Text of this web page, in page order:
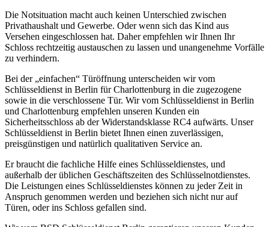
Die Notsituation macht auch keinen Unterschied zwischen
Privathaushalt und Gewerbe. Oder wenn sich das Kind aus
Versehen eingeschlossen hat. Daher empfehlen wir Ihnen Ihr
Schloss rechtzeitig austauschen zu lassen und unangenehme Vorfälle
zu verhindern.
Bei der „einfachen“ Türöffnung unterscheiden wir vom
Schlüsseldienst in Berlin für Charlottenburg in die zugezogene
sowie in die verschlossene Tür. Wir vom Schlüsseldienst in Berlin
und Charlottenburg empfehlen unseren Kunden ein
Sicherheitsschloss ab der Widerstandsklasse RC4 aufwärts. Unser
Schlüsseldienst in Berlin bietet Ihnen einen zuverlässigen,
preisgünstigen und natürlich qualitativen Service an.
Er braucht die fachliche Hilfe eines Schlüsseldienstes, und
außerhalb der üblichen Geschäftszeiten des Schlüsselnotdienstes.
Die Leistungen eines Schlüsseldienstes können zu jeder Zeit in
Anspruch genommen werden und beziehen sich nicht nur auf
Türen, oder ins Schloss gefallen sind.